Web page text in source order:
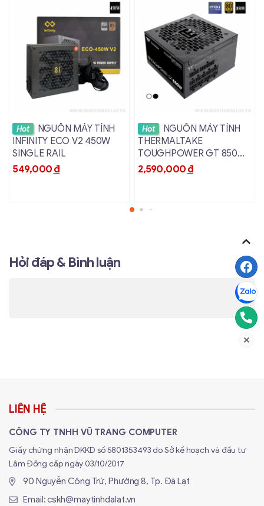
Xem chi tiết
Hot
NGUỒN MÁY TÍNH
INFINITY ECO V2 450W
SINGLE RAIL
549,000đ
Xem chi tiết
Hot
NGUỒN MÁY TÍNH
THERMALTAKE
TOUGHPOWER GT 850W
ATX 3.1 80 PLUS GOLD
2,590,000đ
Hỏi đáp & Bình luận
LIÊN HỆ
CÔNG TY TNHH VŨ TRANG COMPUTER
Giấy chứng nhận DKKD số 5801353493 do Sở kế hoạch và đầu tư
Lâm Đồng cấp ngày 03/10/2017
90 Nguyễn Công Trứ, Phường 8, Tp. Đà Lạt
Email:cskh@maytinhdalat.vn